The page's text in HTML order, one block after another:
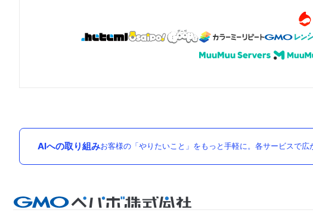
AIへの取り組みお客様の「やりたいこと」をもっと手軽に。各サービスで広